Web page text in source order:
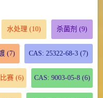
水处理 (10) 杀菌剂 (9)
(7) CAS: 25322-68-3 (7)
赛(6) CAS: 9003-05-8(6)